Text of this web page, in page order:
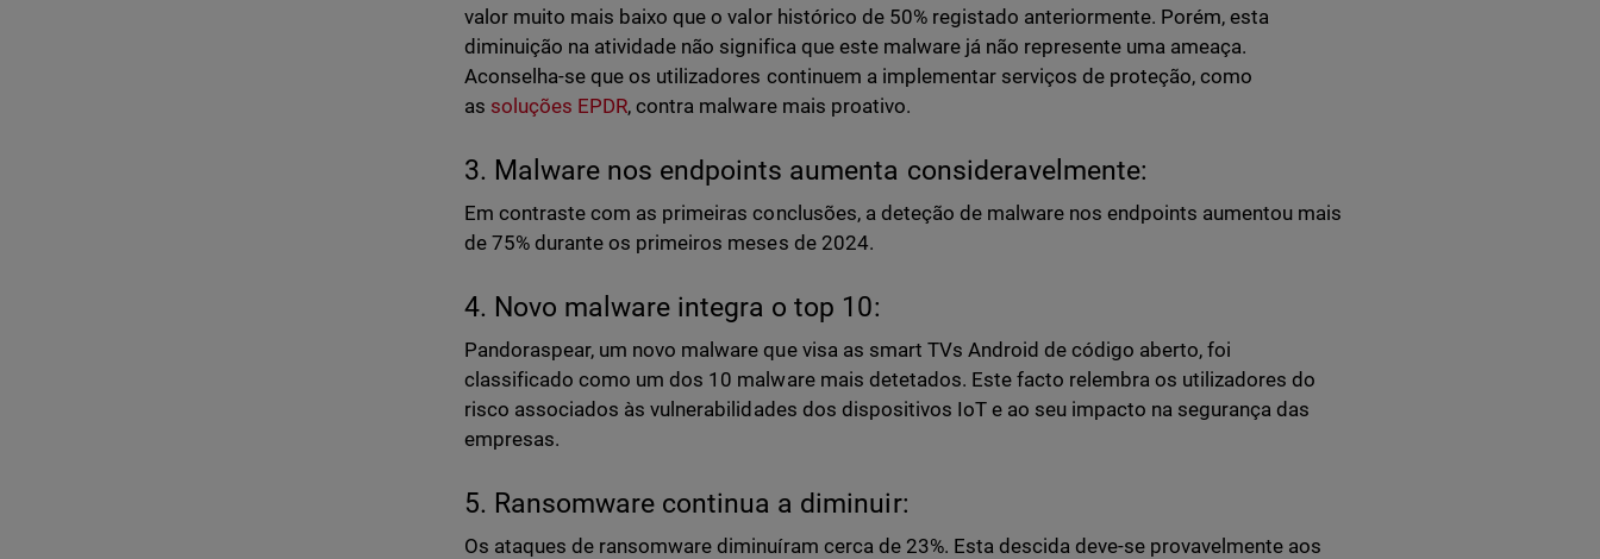
valor muito mais baixo que o valor histórico de 50% registado anteriormente. Porém, esta
diminuição na atividade não significa que este malware já não represente uma ameaça.
Aconselha-se que os utilizadores continuem a implementar serviços de proteção, como
as soluções EPDR, contra malware mais proativo.
3. Malware nos endpoints aumenta consideravelmente:
Em contraste com as primeiras conclusões, a deteção de malware nos endpoints aumentou mais
de 75% durante os primeiros meses de 2024.
4. Novo malware integra o top 10:
Pandoraspear, um novo malware que visa as smart TVs Android de código aberto, foi
classificado como um dos 10 malware mais detetados. Este facto relembra os utilizadores do
risco associados às vulnerabilidades dos dispositivos IoT e ao seu impacto na segurança das
empresas.
5. Ransomware continua a diminuir:
Os ataques de ransomware diminuíram cerca de 23%. Esta descida deve-se provavelmente aos